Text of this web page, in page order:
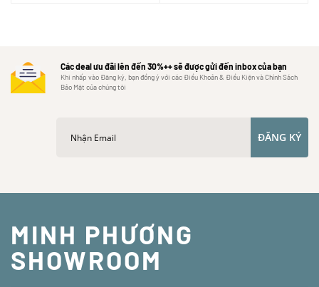
Các deal ưu đãi lên đến 30%++ sẽ được gửi đến inbox của bạn
Khi nhấp vào Đăng ký, bạn đồng ý với các Điều Khoản & Điều Kiện và Chính Sách
Bảo Mật của chúng tôi
ĐĂNG KÝ
MINH PHƯƠNG
SHOWROOM